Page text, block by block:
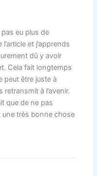
pas eu plus de
et j’apprends
dû y avoir
Cela fait longtemps
peut être juste à
retransmit à l’avenir.
que de ne pas
très bonne chose